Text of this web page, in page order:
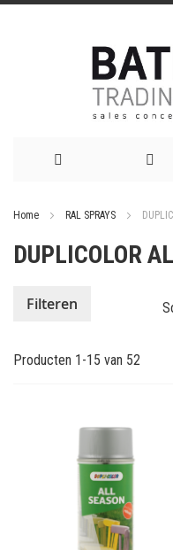
de
Home RAL SPRAYS
DUPLICOLOR
Producten 1 -15 van 52
Filteren